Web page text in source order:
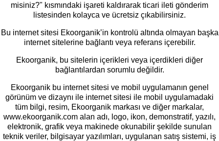
misiniz?" kısmındaki işareti kaldırarak ticari ileti gönderim
listesinden kolayca ve ücretsiz çıkabilirsiniz.
Bu internet sitesi Ekoorganik’in kontrolü altında olmayan başka
internet sitelerine bağlantı veya referans içerebilir.
Ekoorganik, bu sitelerin içerikleri veya içerdikleri diğer
bağlantılardan sorumlu değildir.
Ekoorganik bu internet sitesi ve mobil uygulamanın genel
görünüm ve dizaynı ile internet sitesi ile mobil uygulamadaki
tüm bilgi, resim, Ekoorganik markası ve diğer markalar,
www.ekoorganik.com alan adı, logo, ikon, demonstratif, yazılı,
elektronik, grafik veya makinede okunabilir şekilde sunulan
teknik veriler, bilgisayar yazılımları, uygulanan satış sistemi, iş